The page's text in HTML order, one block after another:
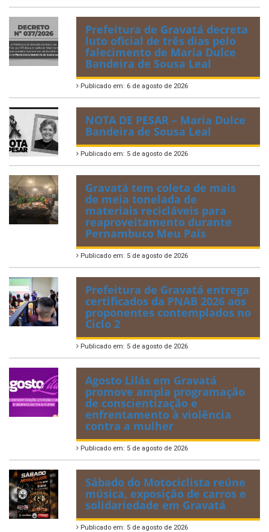
Prefeitura de Gravatá decreta
luto oficial de três dias pelo
falecimento de Maria Dulce
Bandeira de Sousa Leal
Publicado em: 6 de agosto de 2026
NOTA DE PESAR – Maria Dulce
Bandeira de Sousa Leal
Publicado em: 5 de agosto de 2026
Gravatá tem coleta de mais
de meia tonelada de
materiais recicláveis para
reaproveitamento durante
Pernambuco Meu País
Publicado em: 5 de agosto de 2026
Prefeitura de Gravatá entrega
certificados da PNAB 2026 aos
proponentes contemplados no
Ciclo 2
Publicado em: 5 de agosto de 2026
Agosto Lilás em Gravatá
promove ampla programação
de conscientização e
enfrentamento à violência
contra a mulher
Publicado em: 5 de agosto de 2026
Sábado do Motociclista reúne
música, exposição de carros e
solidariedade em Gravatá
Publicado em: 5 de agosto de 2026